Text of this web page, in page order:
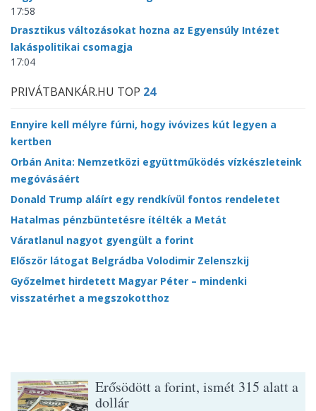
17:58
Drasztikus változásokat hozna az Egyensúly Intézet
lakáspolitikai csomagja
17:04
PRIVÁTBANKÁR.HU TOP 24
Ennyire kell mélyre fúrni, hogy ivóvizes kút legyen a
kertben
Orbán Anita: Nemzetközi együttműködés vízkészleteink
megóvásáért
Donald Trump aláírt egy rendkívül fontos rendeletet
Hatalmas pénzbüntetésre ítélték a Metát
Váratlanul nagyot gyengült a forint
Először látogat Belgrádba Volodimir Zelenszkij
Győzelmet hirdetett Magyar Péter – mindenki
visszatérhet a megszokotthoz
Erősödött a forint, ismét 315 alatt a
dollár